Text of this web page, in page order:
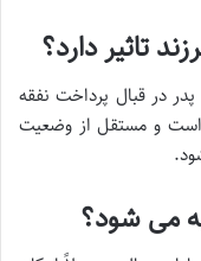
تاثیر دارد؟
در قبال پرداخت نفقه
است و مستقل از وضعیت
می شود؟